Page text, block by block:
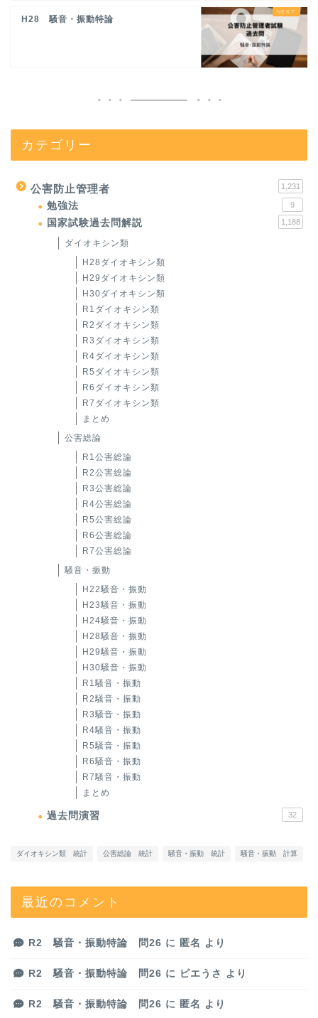
H28 騒音・振動特論
カテゴリー
公害防止管理者 1,231
勉強法 9
国家試験過去問解説 1,188
ダイオキシン類
H28ダイオキシン類
H29ダイオキシン類
H30ダイオキシン類
R1ダイオキシン類
R2ダイオキシン類
R3ダイオキシン類
R4ダイオキシン類
R5ダイオキシン類
R6ダイオキシン類
R7ダイオキシン類
まとめ
公害総論
R1公害総論
R2公害総論
R3公害総論
R4公害総論
R5公害総論
R6公害総論
R7公害総論
騒音・振動
H22騒音・振動
H23騒音・振動
H24騒音・振動
H28騒音・振動
H29騒音・振動
H30騒音・振動
R1騒音・振動
R2騒音・振動
R3騒音・振動
R4騒音・振動
R5騒音・振動
R6騒音・振動
R7騒音・振動
まとめ
過去問演習 32
ダイオキシン類 統計 公害総論 統計 騒音・振動 統計 騒音・振動 計算
最近のコメント
R2 騒音・振動特論 問26 に 匿名 より
R2 騒音・振動特論 問26 に ピエうさ より
R2 騒音・振動特論 問26 に 匿名 より